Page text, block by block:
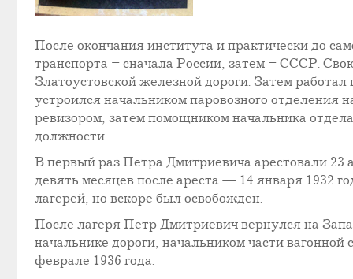
После окончания института и практически до
транспорта – сначала России, затем – СССР.
Златоустовской железной дороги. Затем
устроился начальником паровозного отделения
ревизором, затем помощником начальника
должности.
В первый раз Петра Дмитриевича арестовали 23
девять месяцев после ареста — 14 января 1932
лагерей, но вскоре был освобожден.
После лагеря Петр Дмитриевич вернулся на
начальнике дороги, начальником части
феврале 1936 года.